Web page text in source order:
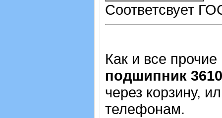
Соответсвует
Как и все
подшипник
через корзину,
телефонам.